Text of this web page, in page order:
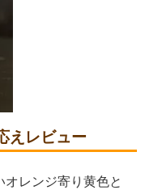
えレビュー
オレンジ寄り黄色と